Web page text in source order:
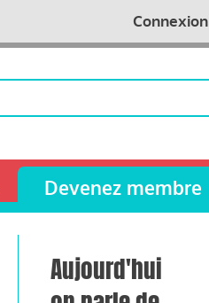
Connexion
Devenez membre
Aujourd'hui